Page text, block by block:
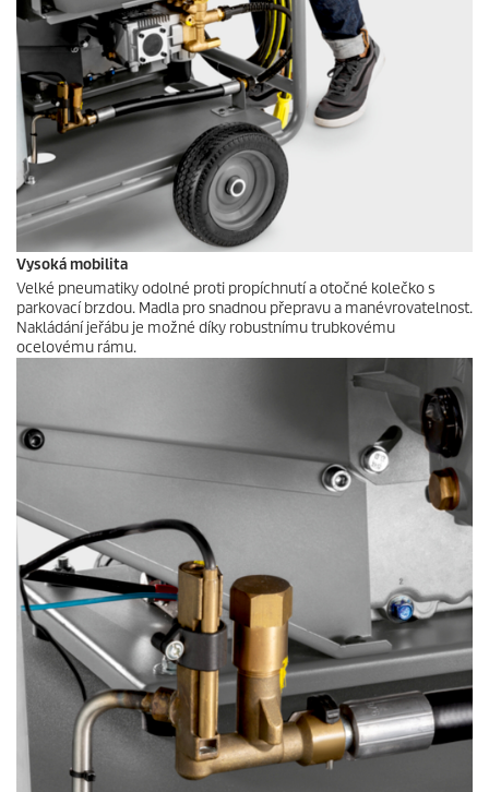
Vysoká mobilita
Velké pneumatiky odolné proti propíchnutí a otočné kolečko s
parkovací brzdou. Madla pro snadnou přepravu a manévrovatelnost.
Nakládání jeřábu je možné díky robustnímu trubkovému
ocelovému rámu.